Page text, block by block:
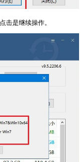
击是继续操作。